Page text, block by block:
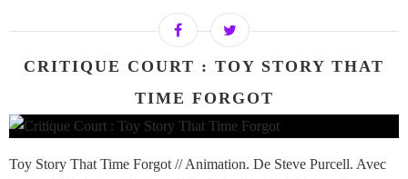
CRITIQUE COURT : TOY STORY THAT
TIME FORGOT
Toy Story That Time Forgot // Animation. De Steve Purcell. Avec